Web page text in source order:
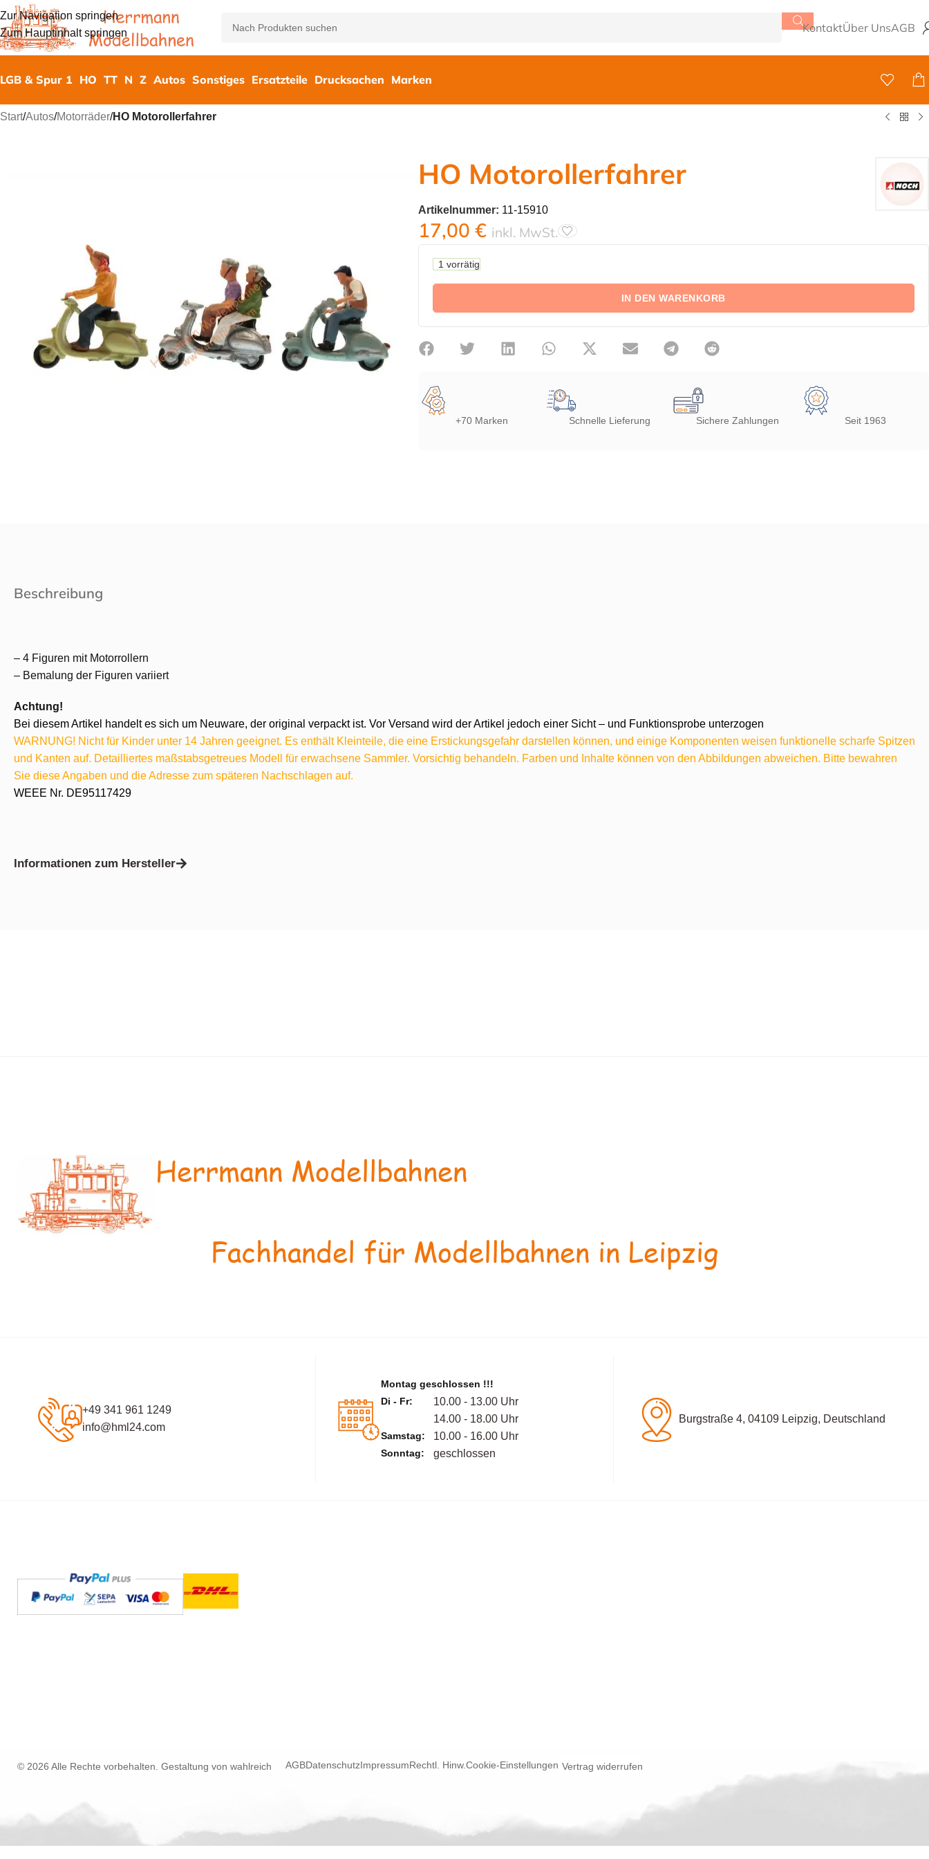
Zur Navigation springen
Zum Hauptinhalt springen
KontaktÜber UnsAGB
LGB & Spur 1 HO TT N Z Autos Sonstiges Ersatzteile Drucksachen Marken
Start/Autos/Motorräder/HO Motorollerfahrer
HO Motorollerfahrer
Artikelnummer: 11-15910
17,00 € inkl. MwSt.
1 vorrätig
IN DEN WARENKORB
+70 Marken Schnelle Lieferung Sichere Zahlungen Seit 1963
Beschreibung
– 4 Figuren mit Motorrollern
– Bemalung der Figuren variiert
Achtung!
Bei diesem Artikel handelt es sich um Neuware, der original verpackt ist. Vor Versand wird der Artikel jedoch einer Sicht – und Funktionsprobe unterzogen
WARNUNG! Nicht für Kinder unter 14 Jahren geeignet. Es enthält Kleinteile, die eine Erstickungsgefahr darstellen können, und einige Komponenten weisen funktionelle scharfe Spitzen
und Kanten auf. Detailliertes maßstabsgetreues Modell für erwachsene Sammler. Vorsichtig behandeln. Farben und Inhalte können von den Abbildungen abweichen. Bitte bewahren
Sie diese Angaben und die Adresse zum späteren Nachschlagen auf.
WEEE Nr. DE95117429
Informationen zum Hersteller
Herrmann Modellbahnen
Fachhandel für Modellbahnen in Leipzig
+49 341 961 1249
info@hml24.com
Montag geschlossen !!!
Di - Fr:
10.00 - 13.00 Uhr
14.00 - 18.00 Uhr
Samstag: 10.00 - 16.00 Uhr
Sonntag: geschlossen
Burgstraße 4, 04109 Leipzig, Deutschland
© 2026 Alle Rechte vorbehalten. Gestaltung von wahlreich AGBDatenschutzImpressumRechtl. Hinw.Cookie-Einstellungen Vertrag widerrufen